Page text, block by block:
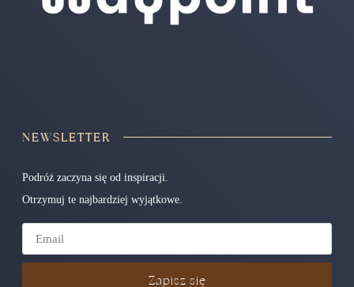
NEWSLETTER
Podróż zaczyna się od inspiracji.
Otrzymuj te najbardziej wyjątkowe.
Zapisz się